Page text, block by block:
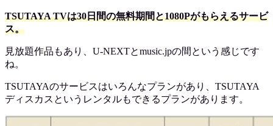
TSUTAYA TVは30日間の無料期間と1080Pがもらえるサービ
ス。
見放題作品もあり、U-NEXTとmusic.jpの間という感じです
ね。
TSUTAYAのサービスはいろんなプランがあり、TSUTAYA
ディスカスというレンタルもできるプランがあります。